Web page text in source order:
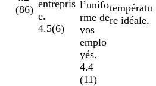
(86)
entrepris
e.
4.5(6)
l’unifo
rme de
vos
emplo
yés.
4.4
(11)
températu
re idéale.